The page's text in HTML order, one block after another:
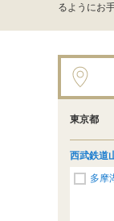
るようにお
東京都
西武鉄道
多摩